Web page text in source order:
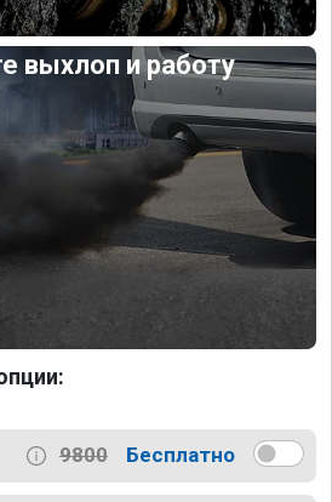
выхлоп и работу
9800 Бесплатно